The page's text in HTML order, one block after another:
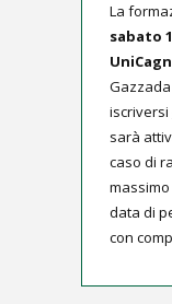
La
sabato
iscriversi
sarà
caso di
data di
con